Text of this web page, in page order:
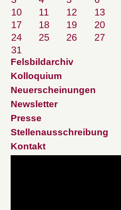
10
11 12 13
17
18 19 20
24
25 26 27
31
Felsbildarchiv
Kolloquium
Neuerscheinungen
Newsletter
Presse
Stellenausschreibung
Kontakt